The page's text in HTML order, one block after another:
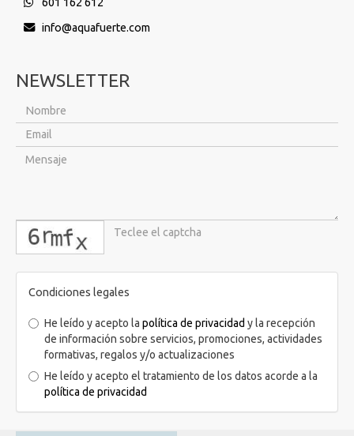
info
aquafuerte.com
NEWSLETTER
captcha
Condiciones legales
He leído y acepto la política de privacidad y la recepción
de información sobre servicios, promociones, actividades
formativas, regalos y/o actualizaciones
He leído y acepto el tratamiento de los datos acorde a la
política de privacidad